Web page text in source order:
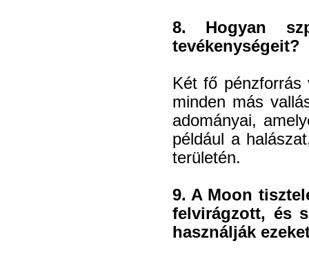
8. Hogyan
tevékenységeit?
Két fő pénzforrás
minden más
adományai,
például a
területén.
9. A Moon
felvirágzott, és
használják